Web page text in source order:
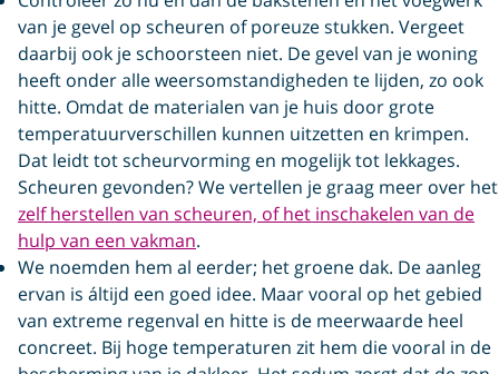
van je gevel op scheuren of poreuze stukken. Vergeet
daarbij ook je schoorsteen niet. De gevel van je woning
heeft onder alle weersomstandigheden te lijden, zo ook
hitte. Omdat de materialen van je huis door grote
temperatuurverschillen kunnen uitzetten en krimpen.
Dat leidt tot scheurvorming en mogelijk tot lekkages.
Scheuren gevonden? We vertellen je graag meer over het
zelf herstellen van scheuren, of het inschakelen van de
hulp van een vakman.
We noemden hem al eerder; het groene dak. De aanleg
ervan is áltijd een goed idee. Maar vooral op het gebied
van extreme regenval en hitte is de meerwaarde heel
concreet. Bij hoge temperaturen zit hem die vooral in de